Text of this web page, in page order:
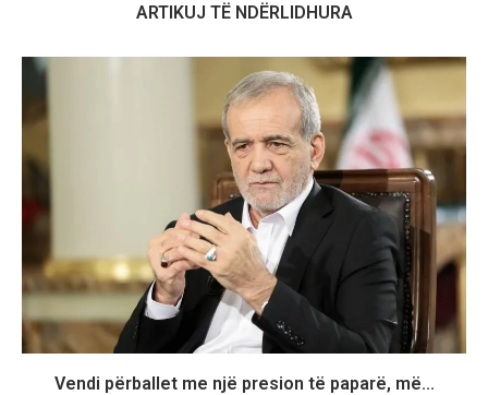
ARTIKUJ TË NDËRLIDHURA
Vendi përballet me një presion të paparë, më...